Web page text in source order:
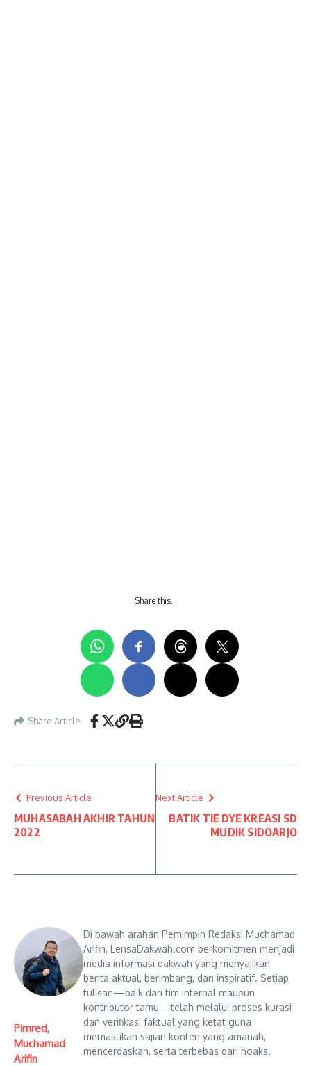
Share this…
Share Article
Previous Article
MUHASABAH AKHIR TAHUN
2022
Next Article
BATIK TIE DYE KREASI SD
MUDIK SIDOARJO
Pimred,
Muchamad
Arifin
Di bawah arahan Pemimpin Redaksi Muchamad
Arifin, LensaDakwah.com berkomitmen menjadi
media informasi dakwah yang menyajikan
berita aktual, berimbang, dan inspiratif. Setiap
tulisan—baik dari tim internal maupun
kontributor tamu—telah melalui proses kurasi
dan verifikasi faktual yang ketat guna
memastikan sajian konten yang amanah,
mencerdaskan, serta terbebas dari hoaks.